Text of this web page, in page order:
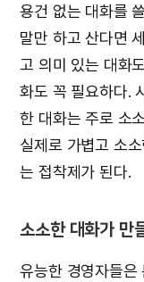
용건 없는 대화를
말만 하고 산다면
고 의미 있는 대화
화도 꼭 필요하다.
한 대화는 주로 소
실제로 가볍고 소
는 접착제가 된다.
소소한 대화가 만
유능한 경영자들은